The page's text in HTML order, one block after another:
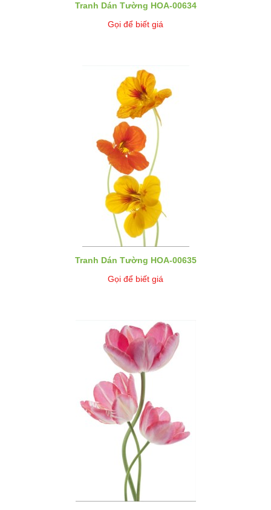
Tranh Dán Tường HOA-00634
Gọi để biết giá
Tranh Dán Tường HOA-00635
Gọi để biết giá